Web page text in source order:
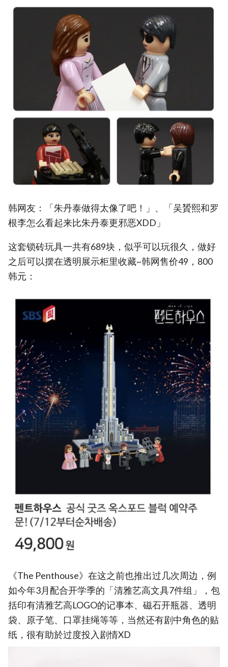
韩网友：「朱丹泰做得太像了吧！」、「吴贇熙和罗
根李怎么看起来比朱丹泰更邪恶XDD」
这套锁砖玩具一共有689块，似乎可以玩很久，做好
之后可以摆在透明展示柜里收藏~韩网售价49，800
韩元：
《The Penthouse》在这之前也推出过几次周边，例
如今年3月配合开学季的「清雅艺高文具7件组」，包
括印有清雅艺高LOGO的记事本、磁石开瓶器、透明
袋、原子笔、口罩挂绳等等，当然还有剧中角色的贴
纸，很有助於过度投入剧情XD